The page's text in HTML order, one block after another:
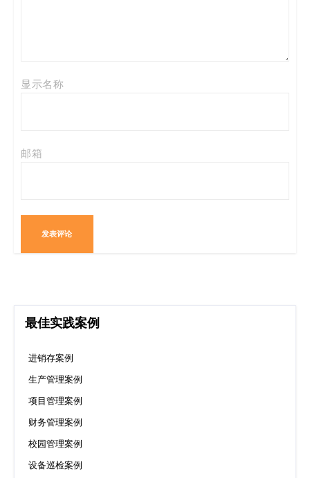
显示名称
邮箱
最佳实践案例
进销存案例
生产管理案例
项目管理案例
财务管理案例
校园管理案例
设备巡检案例